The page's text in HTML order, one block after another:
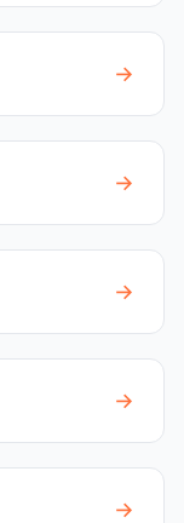
→
→
→
→
→